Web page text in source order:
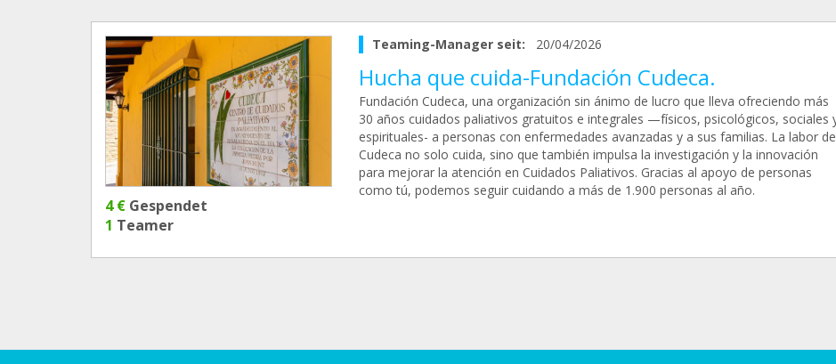
4 € Gespendet
1 Teamer
Teaming-Manager seit: 20/04/2026
Hucha que cuida-Fundación Cudeca.
Fundación Cudeca, una organización sin ánimo de lucro que lleva ofreciendo más
30 años cuidados paliativos gratuitos e integrales —físicos, psicológicos, sociales
espirituales- a personas con enfermedades avanzadas y a sus familias. La labor de
Cudeca no solo cuida, sino que también impulsa la investigación y la innovación
para mejorar la atención en Cuidados Paliativos. Gracias al apoyo de personas
como tú, podemos seguir cuidando a más de 1.900 personas al año.